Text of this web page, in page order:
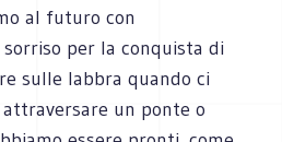
al futuro con
sorriso per la conquista di
sulle labbra quando ci
un ponte o